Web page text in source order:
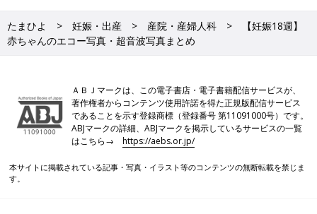
たまひよ 妊娠・出産 産院・産婦人科
【妊娠18週】
赤ちゃんのエコー写真・超音波写真まとめ
ＡＢＪマークは、この電子書店・電子書籍配信サービスが、
著作権者からコンテンツ使用許諾を得た正規版配信サービス
であることを示す登録商標（登録番号 第11091000号）です。
ABJマークの詳細、ABJマークを掲示しているサービスの一覧
はこちら→https://aebs.or.jp/
本サイトに掲載されている記事・写真・イラスト等のコンテンツの無断転載を禁じま
す。